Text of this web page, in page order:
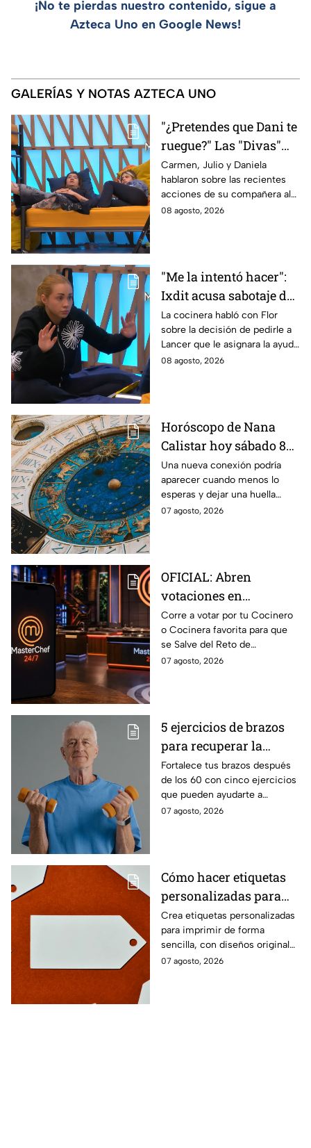
¡No te pierdas nuestro contenido, sigue a
Azteca Uno en Google News!
GALERÍAS Y NOTAS AZTECA UNO
"¿Pretendes que Dani te
ruegue?" Las "Divas"
lamentan el
comportamiento de
Michelle en MasterChef
24/7
Carmen, Julio y Daniela
hablaron sobre las recientes
acciones de su compañera al
interior del Mundo MasterChef
08 agosto, 2026
"Me la intentó hacer":
Ixdit acusa sabotaje de
Ramahá en la pasada
gala de salvación de
MasterChef 24/7
La cocinera habló con Flor
sobre la decisión de pedirle a
Lancer que le asignara la ayuda
de Ramahá y no la de Daniela
08 agosto, 2026
Horóscopo de Nana
Calistar hoy sábado 8
de agosto del 2026 para
cada signo; una
conexión inesperada
podría transformar tus
Una nueva conexión podría
aparecer cuando menos lo
esperas y dejar una huella
importante.
07 agosto, 2026
OFICIAL: Abren
votaciones en
MasterChef 24/7 para
que salves a un
Cocinero del Reto de
Eliminación de este
Corre a votar por tu Cocinero
o Cocinera favorita para que
se Salve del Reto de
Eliminación de MasterChef
07 agosto, 2026
5 ejercicios de brazos
para recuperar la
fuerza después de los
60
Fortalece tus brazos después
de los 60 con cinco ejercicios
que pueden ayudarte a
recuperar fuerza, movilidad y
07 agosto, 2026
Cómo hacer etiquetas
personalizadas para
imprimir
Crea etiquetas personalizadas
para imprimir de forma
sencilla, con diseños originales
y detalles adaptados a tus
07 agosto, 2026